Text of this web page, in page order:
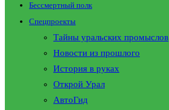
Бессмертный полк
Спецпроекты
Тайны уральских промыслов
Новости из прошлого
История в руках
Открой Урал
АвтоГид